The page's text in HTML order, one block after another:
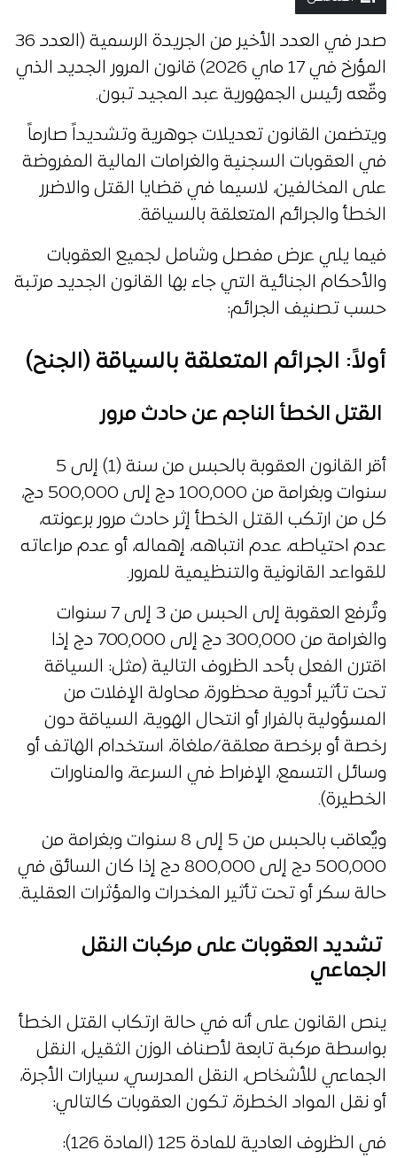
صدر في العدد الأخير من الجريدة الرسمية (العدد 36
المؤرخ في 17 ماي 2026) قانون المرور الجديد الذي
وقّعه رئيس الجمهورية عبد المجيد تبون.
ويتضمن القانون تعديلات جوهرية وتشديداً صارماً
في العقوبات السجنية والغرامات المالية المفروضة
على المخالفين، لاسيما في قضايا القتل والاضرر
الخطأ والجرائم المتعلقة بالسياقة.
فيما يلي عرض مفصل وشامل لجميع العقوبات
والأحكام الجنائية التي جاء بها القانون الجديد مرتبة
حسب تصنيف الجرائم:
أولاً: الجرائم المتعلقة بالسياقة (الجنح)
القتل الخطأ الناجم عن حادث مرور
أقر القانون العقوبة بالحبس من سنة (1) إلى 5
سنوات وبغرامة من 100,000 دج إلى 500,000 دج،
كل من ارتكب القتل الخطأ إثر حادث مرور برعونته،
عدم احتياطه، عدم انتباهه، إهماله، أو عدم مراعاته
للقواعد القانونية والتنظيمية للمرور.
وتُرفع العقوبة إلى الحبس من 3 إلى 7 سنوات
والغرامة من 300,000 دج إلى 700,000 دج إذا
اقترن الفعل بأحد الظروف التالية (مثل: السياقة
تحت تأثير أدوية محظورة، محاولة الإفلات من
المسؤولية بالفرار أو انتحال الهوية، السياقة دون
رخصة أو برخصة معلقة/ملغاة، استخدام الهاتف أو
وسائل التسمع، الإفراط في السرعة، والمناورات
الخطيرة).
ويٌعاقب بالحبس من 5 إلى 8 سنوات وبغرامة من
500,000 دج إلى 800,000 دج إذا كان السائق في
حالة سكر أو تحت تأثير المخدرات والمؤثرات العقلية.
تشديد العقوبات على مركبات النقل
الجماعي
ينص القانون على أنه في حالة ارتكاب القتل الخطأ
بواسطة مركبة تابعة لأصناف الوزن الثقيل، النقل
الجماعي للأشخاص، النقل المدرسي، سيارات الأجرة،
أو نقل المواد الخطرة، تكون العقوبات كالتالي:
في الظروف العادية للمادة 125 (المادة 126):